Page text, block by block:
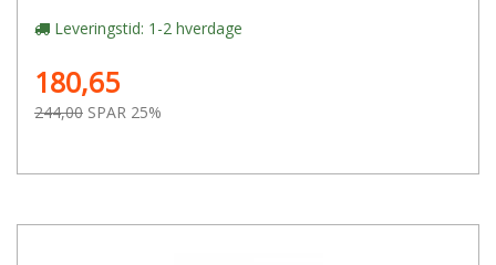
Leveringstid: 1-2 hverdage
180,65
244,00 SPAR 25%